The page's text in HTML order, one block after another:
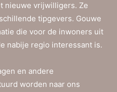
nieuwe vrijwilligers. Ze
tipgevers. Gouwe
die voor de inwoners uit
nabije regio interessant is.
en andere
worden naar ons